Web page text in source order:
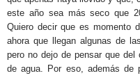
este año sea más seco que
Quiero decir que es momento
ahora que llegan algunas de
pero no dejo de pensar que
de agua. Por eso, además de